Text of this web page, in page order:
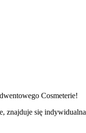
Cosmeterie!
znajduje się indywidualna